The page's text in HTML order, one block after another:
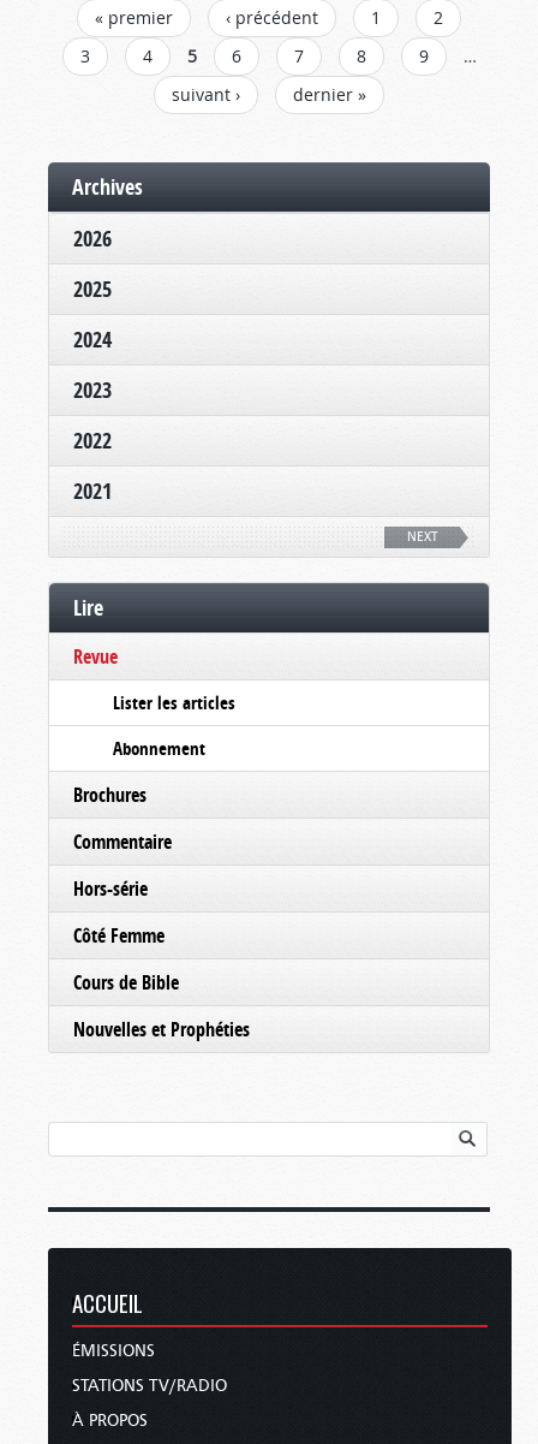
PAGES« premier ‹ précédent 1
2
3
4 5 6 7 8 9
…
suivant ›
dernier »
Archives
2026
2025
2024
2023
2022
2021
NEXT
Lire
Revue
Lister les articles
Abonnement
Brochures
Commentaire
Hors-série
Côté Femme
Cours de Bible
Nouvelles et Prophéties
ACCUEIL
ÉMISSIONS
STATIONS TV/RADIO
À PROPOS